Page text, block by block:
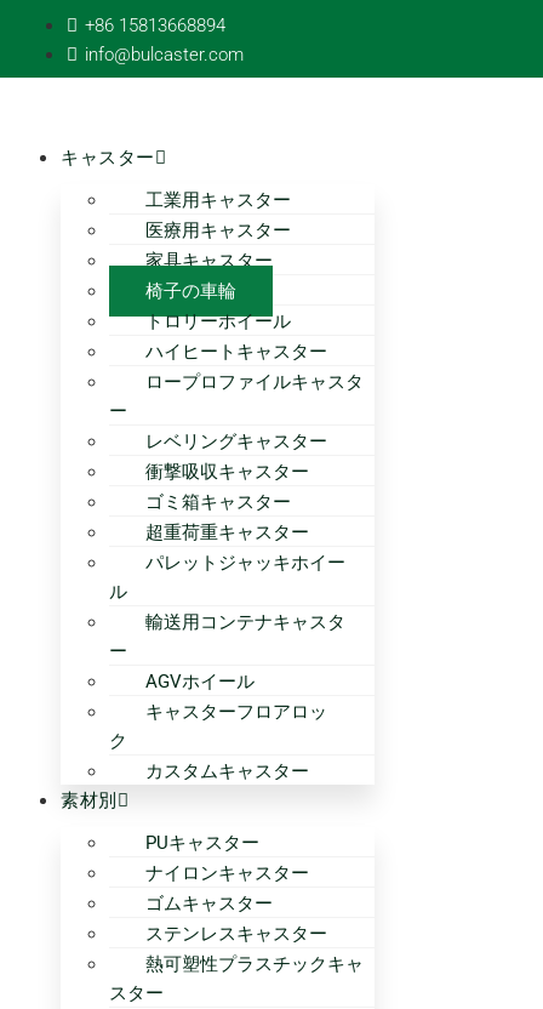
テ
+86 15813668894
info@bulcaster.com
キャスター
工業用キャスター
医療用キャスター
家具キャスター
椅子の車輪
トロリーホイール
ハイヒートキャスター
ロープロファイルキャスタ
ー
レベリングキャスター
衝撃吸収キャスター
ゴミ箱キャスター
超重荷重キャスター
パレットジャッキホイー
ル
輸送用コンテナキャスタ
ー
AGVホイール
キャスターフロアロッ
ク
カスタムキャスター
素材別
PUキャスター
ナイロンキャスター
ゴムキャスター
ステンレスキャスター
熱可塑性プラスチックキャ
スター